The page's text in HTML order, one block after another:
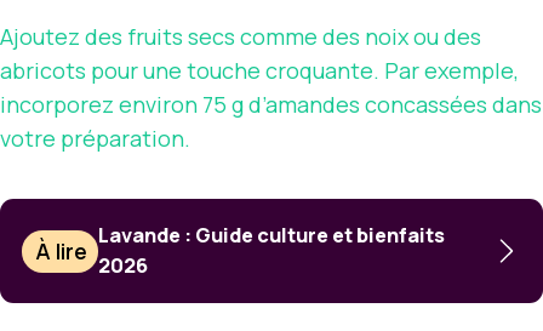
Ajoutez des fruits secs comme des noix ou des
abricots pour une touche croquante. Par exemple,
incorporez environ 75 g d’amandes concassées dans
votre préparation.
À lire
Lavande : Guide culture et bienfaits
2026